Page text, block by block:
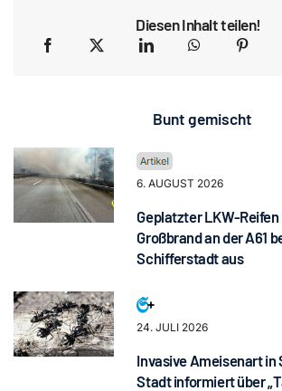
Diesen Inhalt teilen!
Bunt gemischt
6. AUGUST 2026
Geplatzter LKW-
Großbrand an der A61
Schifferstadt aus
24. JULI 2026
Invasive Ameisenart
Stadt informiert über